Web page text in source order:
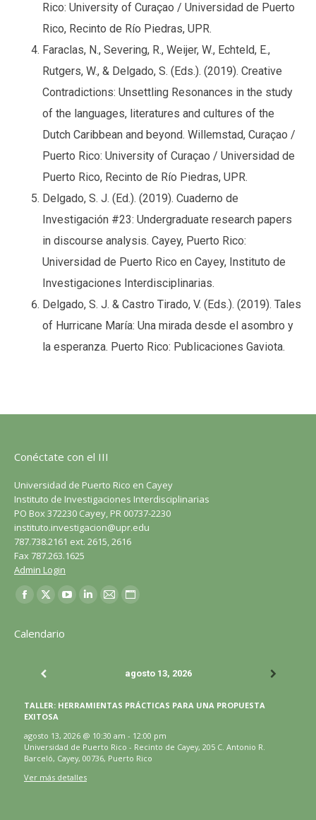
Rico: University of Curaçao / Universidad de Puerto
Rico, Recinto de Río Piedras, UPR.
Faraclas, N., Severing, R., Weijer, W., Echteld, E.,
Rutgers, W., & Delgado, S. (Eds.). (2019). Creative
Contradictions: Unsettling Resonances in the study
of the languages, literatures and cultures of the
Dutch Caribbean and beyond. Willemstad, Curaçao /
Puerto Rico: University of Curaçao / Universidad de
Puerto Rico, Recinto de Río Piedras, UPR.
Delgado, S. J. (Ed.). (2019). Cuaderno de
Investigación #23: Undergraduate research papers
in discourse analysis. Cayey, Puerto Rico:
Universidad de Puerto Rico en Cayey, Instituto de
Investigaciones Interdisciplinarias.
Delgado, S. J. & Castro Tirado, V. (Eds.). (2019). Tales
of Hurricane María: Una mirada desde el asombro y
la esperanza. Puerto Rico: Publicaciones Gaviota.
Conéctate con el III
Universidad de Puerto Rico en Cayey
Instituto de Investigaciones Interdisciplinarias
PO Box 372230 Cayey, PR 00737-2230
instituto.investigacion@upr.edu
787.738.2161 ext. 2615, 2616
Fax 787.263.1625
Admin Login
Encuéntranos en:
Facebook
se
ventana
nueva
X
se
en
ventana
nueva
YouTube
nueva
LinkedIn
nueva
Correo
nueva
Sitio
abre
ventana
nueva
Calendario
agosto 13, 2026
TALLER: HERRAMIENTAS PRÁCTICAS PARA UNA PROPUESTA
EXITOSA
agosto 13, 2026 @ 10:30 am - 12:00 pm
Universidad de Puerto Rico - Recinto de Cayey, 205 C. Antonio R.
Barceló, Cayey, 00736, Puerto Rico
Ver más detalles